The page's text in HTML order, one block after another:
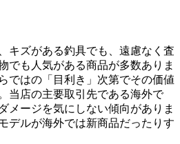
キズがある釣具でも、遠慮なく査
でも人気がある商品が多数ありま
ではの「目利き」次第でその価値
当店の主要取引先である海外で
メージを気にしない傾向がありま
デルが海外では新商品だったりす